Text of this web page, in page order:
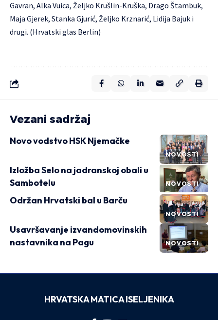
Gavran, Alka Vuica, Željko Krušlin-Kruška, Drago Štambuk,
Maja Gjerek, Stanka Gjurić, Željko Krznarić, Lidija Bajuk i
drugi. (Hrvatski glas Berlin)
Vezani sadržaj
NOVOSTI
Novo vodstvo HSK Njemačke
NOVOSTI
Izložba Selo na jadranskoj obali u
Sambotelu
NOVOSTI
Održan Hrvatski bal u Barču
NOVOSTI
Usavršavanje izvandomovinskih
nastavnika na Pagu
HRVATSKA MATICA ISELJENIKA